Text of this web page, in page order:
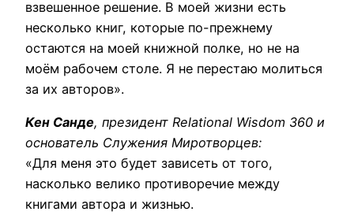
взвешенное решение. В моей жизни есть
несколько книг, которые по-прежнему
остаются на моей книжной полке, но не на
моём рабочем столе. Я не перестаю молиться
за их авторов».
Кен Санде, президент Relational Wisdom 360 и
основатель Служения Миротворцев:
«Для меня это будет зависеть от того,
насколько велико противоречие между
книгами автора и жизнью.